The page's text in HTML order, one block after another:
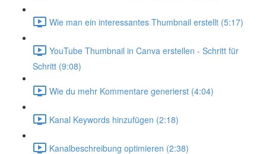
Wie man ein interessantes Thumbnail erstellt (5:17)
YouTube Thumbnail in Canva erstellen - Schritt für
Schritt (9:08)
Wie du mehr Kommentare generierst (4:04)
Kanal Keywords hinzufügen (2:18)
Kanalbeschreibung optimieren (2:38)